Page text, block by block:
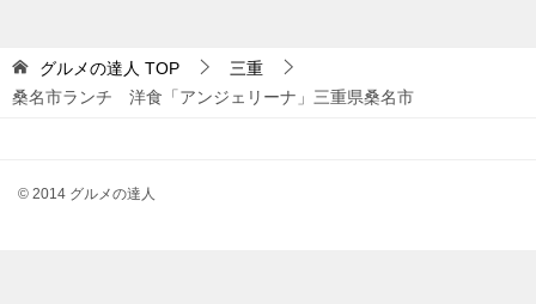
グルメの達人 TOP
三重
桑名市ランチ 洋食「アンジェリーナ」三重県桑名市
© 2014 グルメの達人